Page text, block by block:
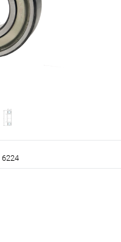
6224